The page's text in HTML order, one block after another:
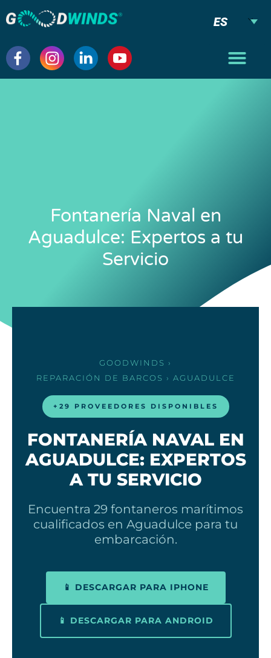
ES
Fontanería Naval en
Aguadulce: Expertos a tu
Servicio
GOODWINDS ›
REPARACIÓN DE BARCOS › AGUADULCE
+29 PROVEEDORES DISPONIBLES
FONTANERÍA NAVAL EN
AGUADULCE: EXPERTOS
A TU SERVICIO
Encuentra 29 fontaneros marítimos
cualificados en Aguadulce para tu
embarcación.
📱 DESCARGAR PARA IPHONE
📱 DESCARGAR PARA ANDROID